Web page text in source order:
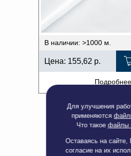
Для улучшения
применяются
Что такое файлы
Оставаясь на сайте,
согласие на их
В наличии: >1000 м.
Цена: 155,62 р.
Подробнее